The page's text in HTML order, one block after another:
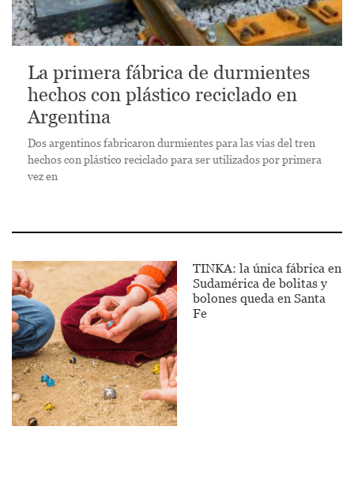
La primera fábrica de durmientes
hechos con plástico reciclado en
Argentina
Dos argentinos fabricaron durmientes para las vías del tren
hechos con plástico reciclado para ser utilizados por primera
vez en
TINKA: la única fábrica en
Sudamérica de bolitas y
bolones queda en Santa
Fe